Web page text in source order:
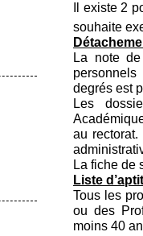
Il existe 2
souhaite
La note
degrés est
Les
au
La fiche de
Liste
Tous les
ou des
moins 40